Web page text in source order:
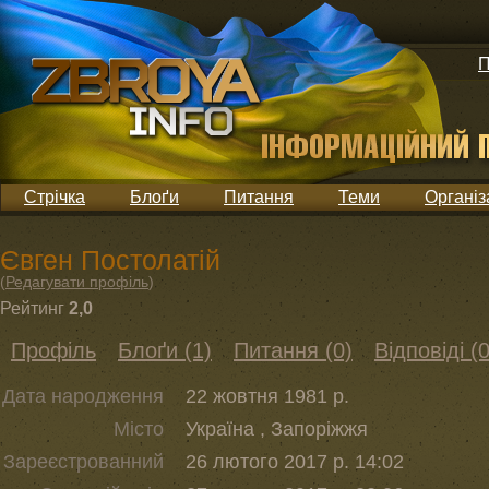
Стрічка Блоґи Питання Теми
Євген Постолатій
(Редагувати профіль)
Рейтинг 2,0
Профіль Блоґи (1) Питання (0) Відповіді
Дата народження
22 жовтня 1981 р.
Місто
Україна , Запоріжжя
Зареєстрованний
26 лютого 2017 р. 14:02